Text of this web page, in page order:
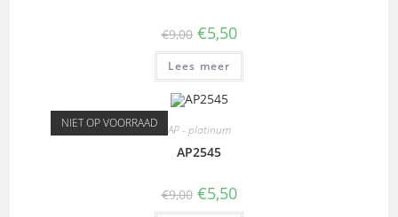
€9,00 €5,50
Lees meer
NIET OP VOORRAAD AP - platinum
AP2545
€9,00 €5,50